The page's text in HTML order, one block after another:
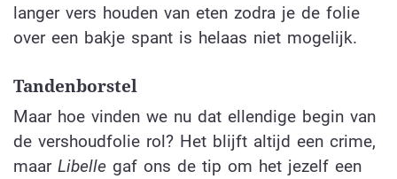
langer vers houden van eten zodra je de folie
over een bakje spant is helaas niet mogelijk.
Tandenborstel
Maar hoe vinden we nu dat ellendige begin van
de vershoudfolie rol? Het blijft altijd een crime,
maar Libelle gaf ons de tip om het jezelf een